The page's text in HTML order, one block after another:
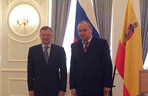
Перейти к основному содержанию